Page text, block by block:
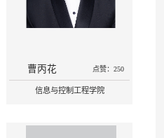
曹丙花 点赞：250
信息与控制工程学院